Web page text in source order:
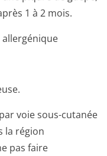
1 à 2 mois.
voie sous-cutanée
la région
pas faire